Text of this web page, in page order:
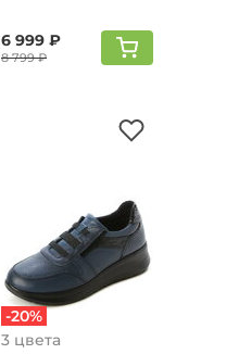
6 999 ₽
8 799 ₽
-20%
3 цвета